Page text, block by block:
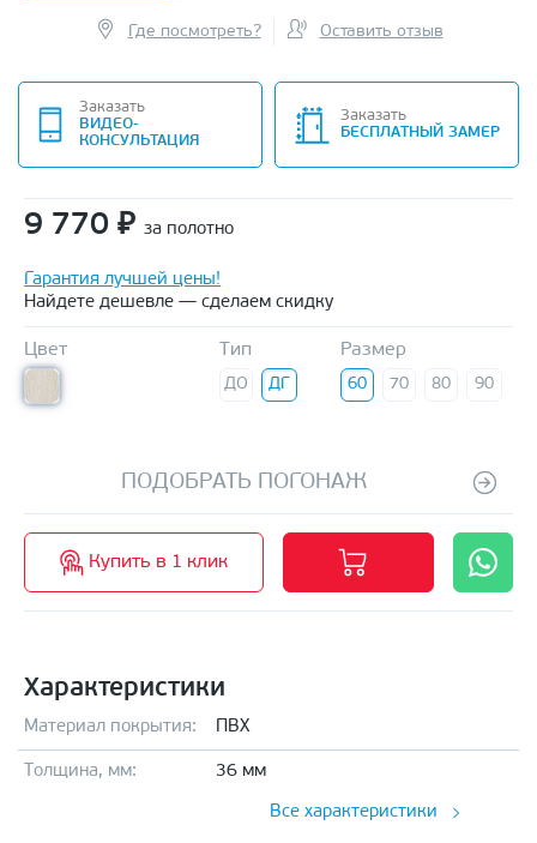
Где посмотреть? Оставить отзыв
Заказать
ВИДЕО-
КОНСУЛЬТАЦИЯ
Заказать
БЕСПЛАТНЫЙ ЗАМЕР
9 770 ₽ за полотно
Гарантия лучшей цены!
Найдете дешевле — сделаем скидку
Цвет Тип
ДО ДГ
Размер
60 70 80 90
ПОДОБРАТЬ ПОГОНАЖ
Купить в 1 клик
Характеристики
Материал покрытия: ПВХ
Толщина, мм: 36 мм
Все характеристики